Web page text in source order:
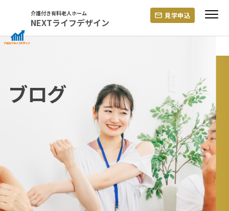
content
介護付き有料老人ホーム
NEXTライフデザイン
見学申込
ブログ